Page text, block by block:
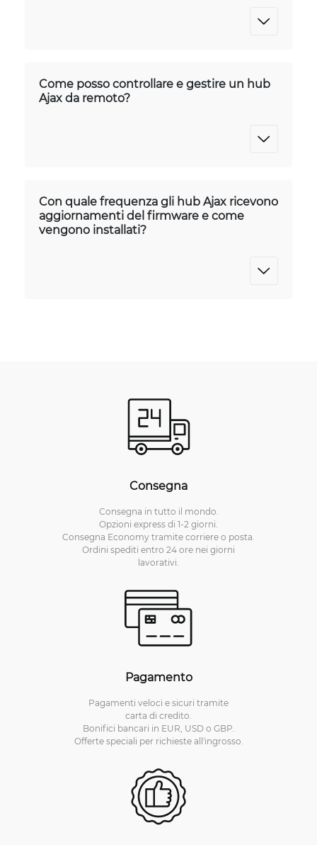
Come posso controllare e gestire un hub
Ajax da remoto?
Con quale frequenza gli hub Ajax ricevono
aggiornamenti del firmware e come
vengono installati?
Consegna
Consegna in tutto il mondo.
Opzioni express di 1-2 giorni.
Consegna Economy tramite corriere o posta.
Ordini spediti entro 24 ore nei giorni
lavorativi.
Pagamento
Pagamenti veloci e sicuri tramite
carta di credito.
Bonifici bancari in EUR, USD o GBP.
Offerte speciali per richieste all'ingrosso.